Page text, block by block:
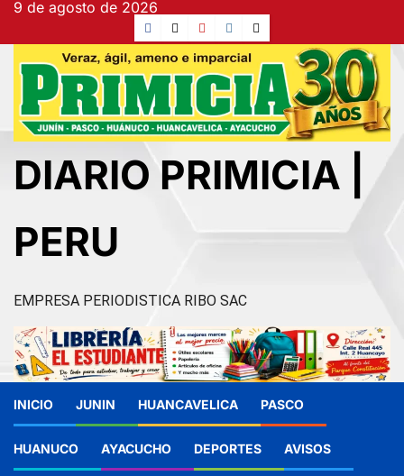
contenido
9 de agosto de 2026
Facebook
TikTokYouTube
Instagram
X
DIARIO PRIMICIA |
PERU
EMPRESA PERIODISTICA RIBO SAC
INICIO JUNIN HUANCAVELICA PASCO
HUANUCO AYACUCHO DEPORTES AVISOS